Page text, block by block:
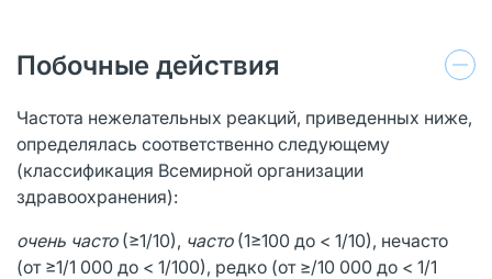
Побочные действия
Частота нежелательных реакций, приведенных ниже,
определялась соответственно следующему
(классификация Всемирной организации
здравоохранения):
очень часто(≥1/10), часто(1≥100 до < 1/10), нечасто
(от ≥1/1 000 до < 1/100), редко (от ≥/10 000 до < 1/1